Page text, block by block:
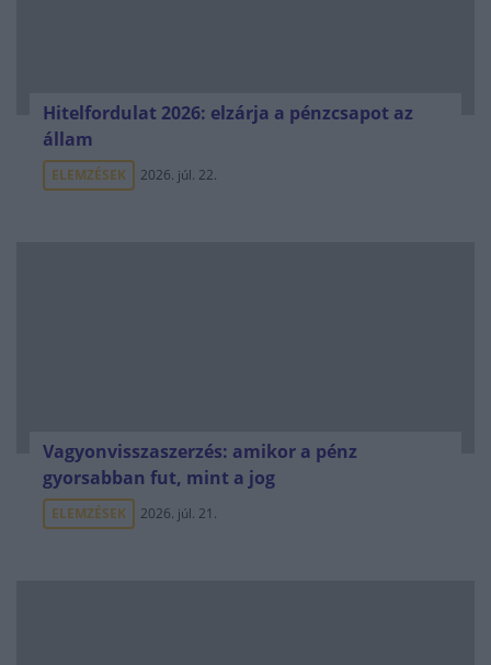
Hitelfordulat 2026: elzárja a pénzcsapot az
állam
ELEMZÉSEK 2026. júl. 22.
Vagyonvisszaszerzés: amikor a pénz
gyorsabban fut, mint a jog
ELEMZÉSEK 2026. júl. 21.